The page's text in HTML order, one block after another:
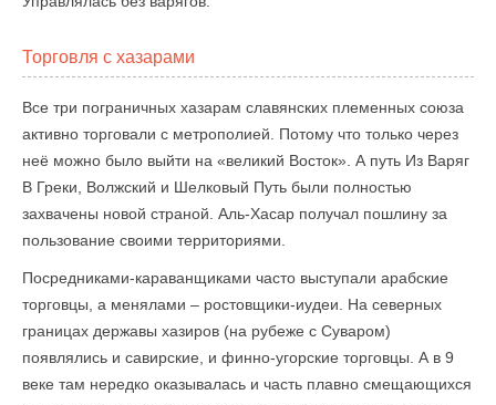
Торговля с хазарами
Все три пограничных хазарам славянских племенных союза
активно торговали с метрополией. Потому что только через
неё можно было выйти на «великий Восток». А путь Из Варяг
В Греки, Волжский и Шелковый Путь были полностью
захвачены новой страной. Аль-Хасар получал пошлину за
пользование своими территориями.
Посредниками-караванщиками часто выступали арабские
торговцы, а менялами – ростовщики-иудеи. На северных
границах державы хазиров (на рубеже с Суваром)
появлялись и савирские, и финно-угорские торговцы. А в 9
веке там нередко оказывалась и часть плавно смещающихся